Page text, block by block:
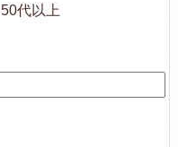
50代以上